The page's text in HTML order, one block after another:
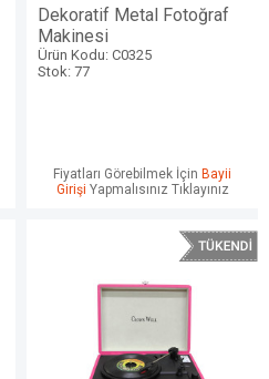
Dekoratif Metal Fotoğraf
Makinesi
Ürün Kodu: C0325
Stok: 77
Fiyatları Görebilmek İçin Bayii
Girişi Yapmalısınız Tıklayınız